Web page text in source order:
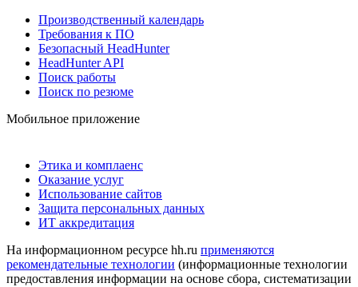
Производственный календарь
Требования к ПО
Безопасный HeadHunter
HeadHunter API
Поиск работы
Поиск по резюме
Мобильное приложение
Этика и комплаенс
Оказание услуг
Использование сайтов
Защита персональных данных
ИТ аккредитация
На информационном ресурсе hh.ru применяются
рекомендательные технологии (информационные технологии
предоставления информации на основе сбора, систематизации